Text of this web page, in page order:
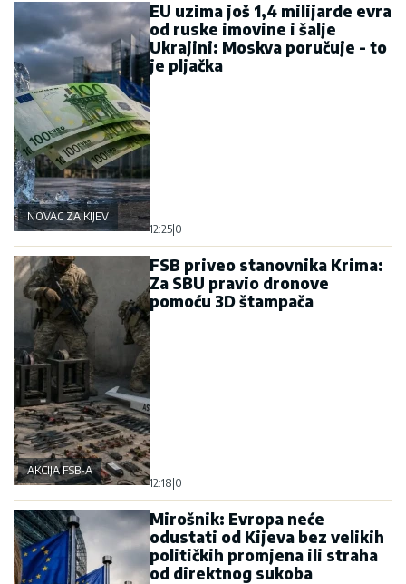
NOVAC ZA KIJEV
EU uzima još 1,4 milijarde evra
od ruske imovine i šalje
Ukrajini: Moskva poručuje - to
je pljačka
12:25 0
AKCIJA FSB-A
FSB priveo stanovnika Krima:
Za SBU pravio dronove
pomoću 3D štampača
12:18 0
Mirošnik: Evropa neće
odustati od Kijeva bez velikih
političkih promjena ili straha
od direktnog sukoba